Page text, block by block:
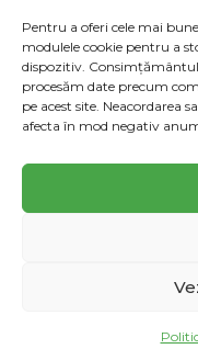
Pentru a oferi cele mai
modulele cookie pentru a
dispozitiv.
procesăm date precum
pe acest site. Neacordarea
afecta în mod negativ
© copyright 2026. Toate